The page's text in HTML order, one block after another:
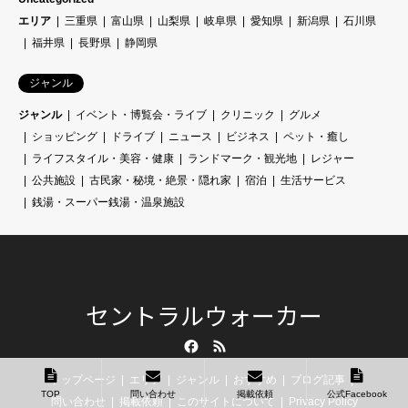
エリア
三重県 富山県 山梨県 岐阜県 愛知県 新潟県
石川県
福井県
長野県 静岡県
ジャンル
ジャンル イベント・博覧会・ライブ クリニック
グルメ
ショッピング
ドライブ ニュース ビジネス
ペット・癒し
ライフスタイル・美容・健康
ランドマーク・観光地
レジャー
公共施設
古民家・秘境・絶景・隠れ家 宿泊
生活サービス
銭湯・スーパー銭湯・温泉施設
セントラルウォーカー
トップページ エリア ジャンル おすすめ
ブログ記事
問い合わせ
掲載依頼 このサイトについて Privacy Policy
TOP 問い合わせ 掲載依頼 公式Facebook